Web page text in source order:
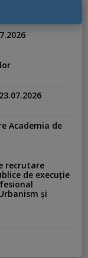
Academia de
recrutare
de execuție
și